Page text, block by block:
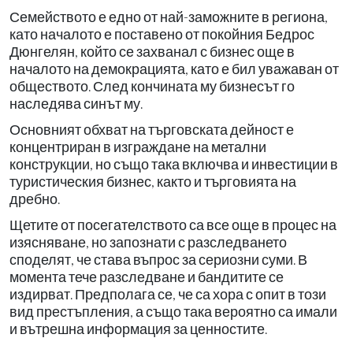
Семейството е едно от най-заможните в региона,
като началото е поставено от покойния Бедрос
Дюнгелян, който се захванал с бизнес още в
началото на демокрацията, като е бил уважаван от
обществото. След кончината му бизнесът го
наследява синът му.
Основният обхват на търговската дейност е
концентриран в изграждане на метални
конструкции, но също така включва и инвестиции в
туристическия бизнес, както и търговията на
дребно.
Щетите от посегателството са все още в процес на
изясняване, но запознати с разследването
споделят, че става въпрос за сериозни суми. В
момента тече разследване и бандитите се
издирват. Предполага се, че са хора с опит в този
вид престъпления, а също така вероятно са имали
и вътрешна информация за ценностите.